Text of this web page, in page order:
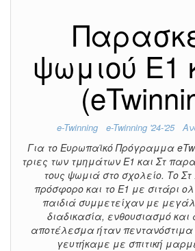
ψωμιού Ε1
e-Twinning e-Twinning '24-'25
Για το Ευρωπαϊκό Πρόγραμμα
τριες των τμημάτων Ε1 και Στ
τους ψωμιά στο σχολείο. Το
πρόσφορο και το Ε1 με σιτάρι
παιδιά συμμετείχαν με
διαδικασία, ενθουσιασμό
αποτέλεσμα ήταν
γευτήκαμε με σπιτική